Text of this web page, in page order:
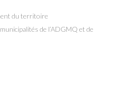
du territoire
de l’ADGMQ et de